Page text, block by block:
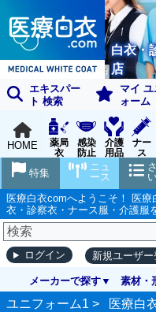
白衣・
店
エキスパー
ト 検索
マイ ユ
ォーム
HOME
薬局
衣
感染
防止
用品
介護
用品
ナー
ス
グッ
ズ
ニュ
ース
特集
医療白衣comへようこそ！ 医
衣・診察衣・ナース服・介護服
ログイン 新規ユーザー
メーカーで探す 素材・
ユニフォーム1 > 医療白